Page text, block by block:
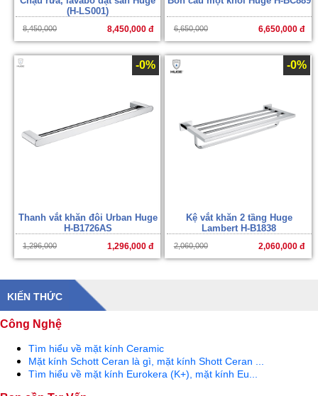
(H-LS001)
8,450,000 8,450,000 đ 6,650,000 6,650,000 đ
-0%
Thanh vắt khăn đôi Urban Huge
H-B1726AS
1,296,000 1,296,000 đ
-0%
Kệ vắt khăn 2 tầng Huge
Lambert H-B1838
2,060,000 2,060,000 đ
KIẾN THỨC
Công Nghệ
Tìm hiểu về mặt kính Ceramic
Mặt kính Schott Ceran là gì, mặt kính Shott Ceran ...
Tìm hiểu về mặt kính Eurokera (K+), mặt kính Eu...